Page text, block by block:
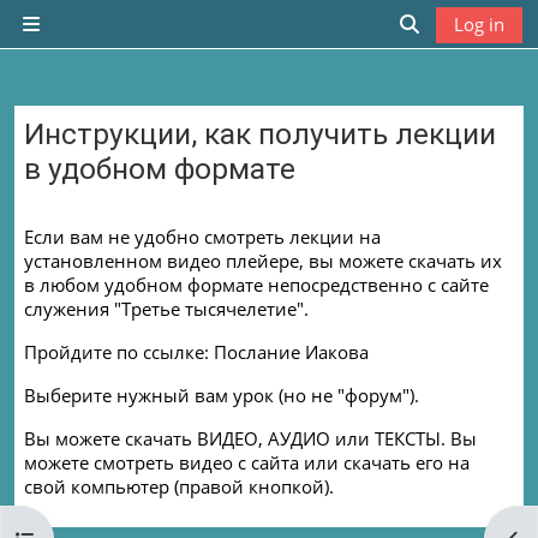
Skip to main content
Side panel
Toggle
Log in
Инструкции, как получить лекции
в удобном формате
Если вам не удобно смотреть лекции на
установленном видео плейере, вы можете скачать их
в любом удобном формате непосредственно с сайте
служения "Третье тысячелетие".
Пройдите по ссылке: Послание Иакова
Выберите нужный вам урок (но не "форум").
Вы можете скачать ВИДЕО, АУДИО или ТЕКСТЫ. Вы
можете смотреть видео с сайта или скачать его на
свой компьютер (правой кнопкой).